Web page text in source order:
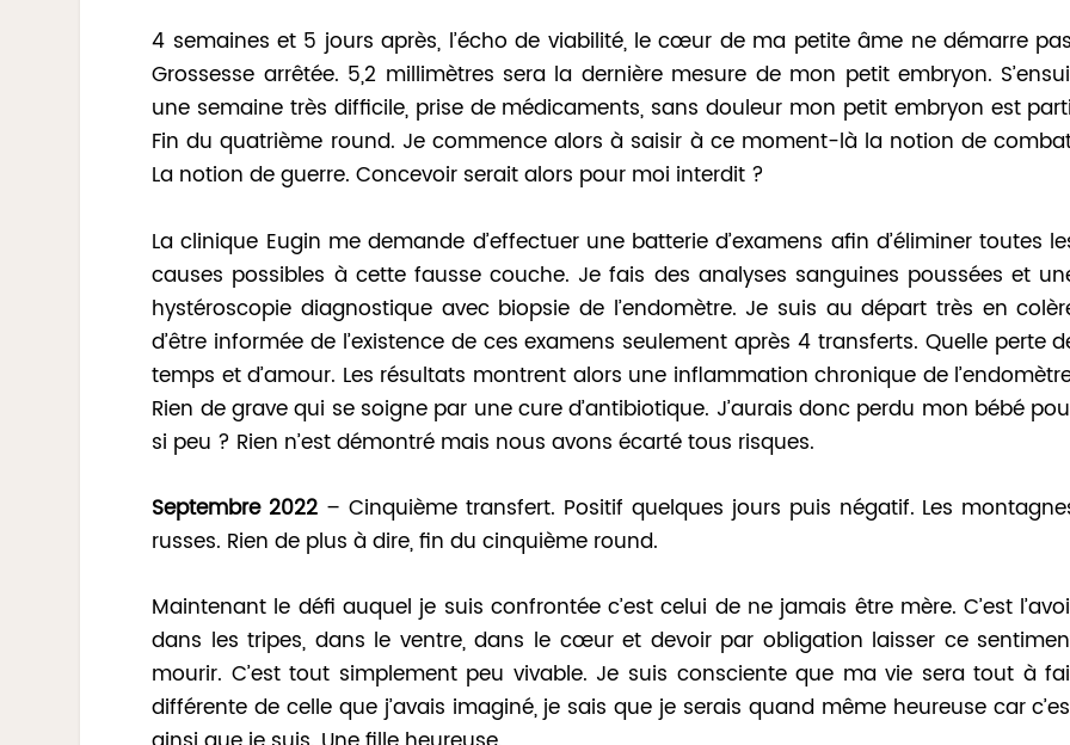
4 semaines et 5 jours après, l’écho de viabilité, le cœur de ma petite âme ne démarre
Grossesse arrêtée. 5,2 millimètres sera la dernière mesure de mon petit embryon.
une semaine très difficile, prise de médicaments, sans douleur mon petit embryon est
Fin du quatrième round. Je commence alors à saisir à ce moment-là la notion de
La notion de guerre. Concevoir serait alors pour moi interdit ?
La clinique Eugin me demande d’effectuer une batterie d’examens afin d’éliminer toutes
causes possibles à cette fausse couche. Je fais des analyses sanguines poussées et
hystéroscopie diagnostique avec biopsie de l’endomètre. Je suis au départ très en
d’être informée de l’existence de ces examens seulement après 4 transferts. Quelle perte
temps et d’amour. Les résultats montrent alors une inflammation chronique de
Rien de grave qui se soigne par une cure d’antibiotique. J’aurais donc perdu mon bébé
si peu ? Rien n’est démontré mais nous avons écarté tous risques.
Septembre 2022 – Cinquième transfert. Positif quelques jours puis négatif. Les
russes. Rien de plus à dire, fin du cinquième round.
Maintenant le défi auquel je suis confrontée c’est celui de ne jamais être mère. C’est
dans les tripes, dans le ventre, dans le cœur et devoir par obligation laisser ce
mourir. C’est tout simplement peu vivable. Je suis consciente que ma vie sera tout à
différente de celle que j’avais imaginé, je sais que je serais quand même heureuse car